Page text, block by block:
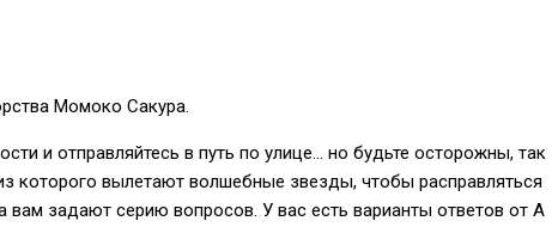
Момоко Сакура.
и отправляйтесь в путь по улице… но будьте осторожны, так
вылетают волшебные звезды, чтобы расправляться
задают серию вопросов. У вас есть варианты ответов от A